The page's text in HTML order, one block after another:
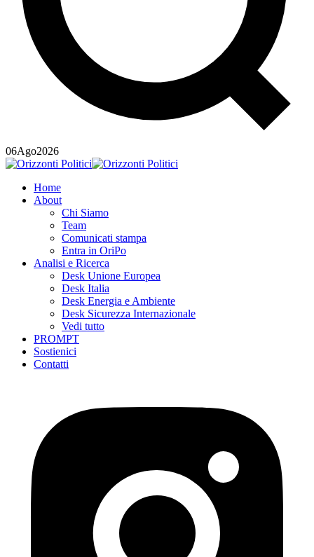
06Ago2026
Home
About
Chi Siamo
Team
Comunicati stampa
Entra in OriPo
Analisi e Ricerca
Desk Unione Europea
Desk Italia
Desk Energia e Ambiente
Desk Sicurezza Internazionale
Vedi tutto
PROMPT
Sostienici
Contatti